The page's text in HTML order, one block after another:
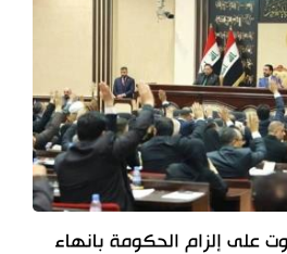
على إلزام الحكومة بانهاء